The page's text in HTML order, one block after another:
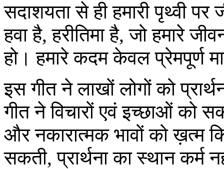
सदाशयता से ही हमारी पृथ्वी
हवा है, हरीतिमा है, जो हमारे
हो। हमारे कदम केवल प्रेमपूर्ण
इस गीत ने लाखों लोगों को
गीत ने विचारों एवं इच्छाओं को
और नकारात्मक भावों को ख़त्म
सकती, प्रार्थना का स्थान कर्म